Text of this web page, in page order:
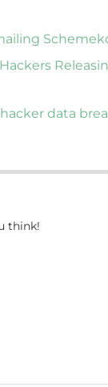
Scheme
data
think!